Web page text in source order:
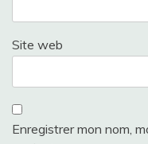
Site web
Enregistrer mon nom,